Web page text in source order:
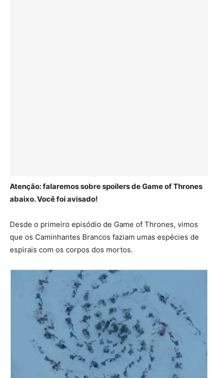
Atenção: falaremos sobre spoilers de Game of Thrones
abaixo. Você foi avisado!
Desde o primeiro episódio de Game of Thrones, vimos
que os Caminhantes Brancos faziam umas espécies de
espirais com os corpos dos mortos.